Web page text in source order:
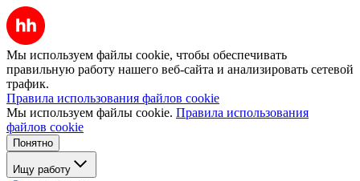
Мы используем файлы cookie, чтобы обеспечивать
правильную работу нашего веб-сайта и анализировать сетевой
трафик.
Правила использования файлов cookie
Мы используем файлы cookie. Правила использования
файлов cookie
Понятно
Ищу работу